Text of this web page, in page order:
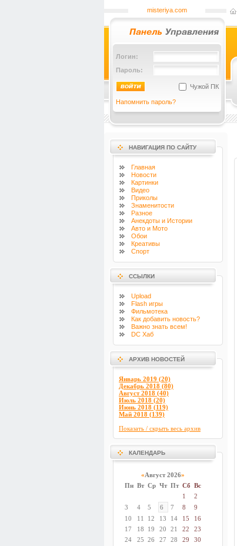
misteriya.com
Логин:
Пароль:
Чужой ПК
Напомнить пароль?
НАВИГАЦИЯ ПО САЙТУ
Главная
Новости
Картинки
Видео
Приколы
Знаменитости
Разное
Анекдоты и Истории
Авто и Мото
Обои
Креативы
Спорт
ССЫЛКИ
Upload
Flash игры
Фильмотека
Как добавить новость?
Важно знать всем!
DC Хаб
АРХИВ НОВОСТЕЙ
Январь 2019 (20)
Декабрь 2018 (80)
Август 2018 (40)
Июль 2018 (20)
Июнь 2018 (119)
Май 2018 (139)
Показать / скрыть весь архив
КАЛЕНДАРЬ
«Август 2026»
Пн Вт Ср Чт Пт Сб Вс
1
2
3
4 5 6 7 8
9
10
11 12 13 14 15
16
17
18 19 20 21 22
23
24
25 26 27 28 29
30